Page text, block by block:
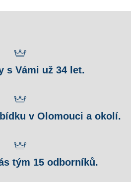
s Vámi už 34 let.
v Olomouci a okolí.
tým 15 odborníků.